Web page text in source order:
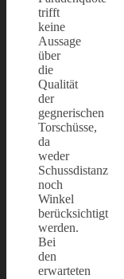
trifft
keine
Aussage
über
die
Qualität
der
gegnerischen
Torschüsse,
da
weder
Schussdistanz
noch
Winkel
berücksichtigt
werden.
Bei
den
erwarteten